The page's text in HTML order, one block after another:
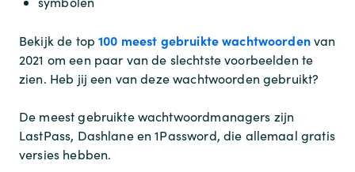
Bekijk de top100 meest gebruikte wachtwoordenvan
2021 om een paar van de slechtste voorbeelden te
zien. Heb jij een van deze wachtwoorden gebruikt?
De meest gebruikte wachtwoordmanagers zijn
LastPass, Dashlane en 1Password, die allemaal gratis
versies hebben.